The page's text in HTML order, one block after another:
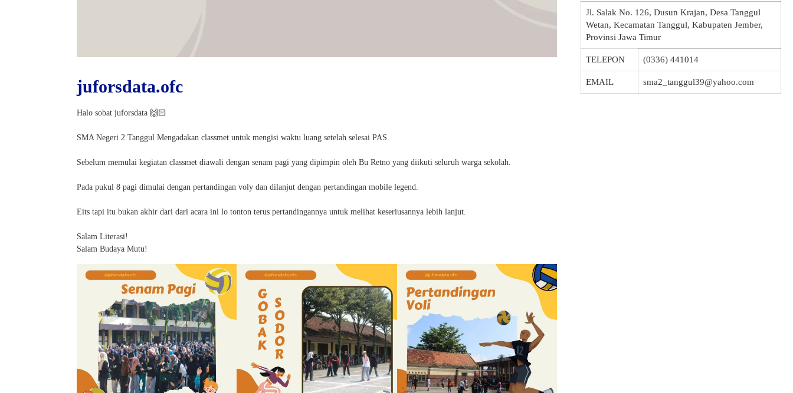
juforsdata.ofc
Halo sobat juforsdata 🙌🏻
SMA Negeri 2 Tanggul Mengadakan classmet untuk mengisi waktu luang setelah selesai PAS.
Sebelum memulai kegiatan classmet diawali dengan senam pagi yang dipimpin oleh Bu Retno yang diikuti seluruh warga sekolah.
Pada pukul 8 pagi dimulai dengan pertandingan voly dan dilanjut dengan pertandingan mobile legend.
Eits tapi itu bukan akhir dari dari acara ini lo tonton terus pertandingannya untuk melihat keseriusannya lebih lanjut.
Salam Literasi!
Salam Budaya Mutu!
Jl. Salak No. 126, Dusun Krajan, Desa Tanggul
Wetan, Kecamatan Tanggul, Kabupaten Jember,
Provinsi Jawa Timur
TELEPON (0336) 441014
EMAIL sma2_tanggul39@yahoo.com